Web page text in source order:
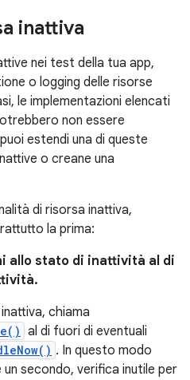
inattiva
nei test della tua app,
o logging delle risorse
le implementazioni elencati
non essere
estendi una di queste
o creane una
di risorsa inattiva,
la prima:
allo stato di inattività al di
chiama
al di fuori di eventuali
. In questo modo
secondo, verifica inutile per